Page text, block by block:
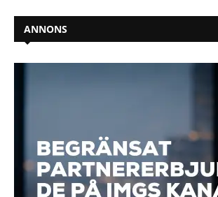
ANNONS